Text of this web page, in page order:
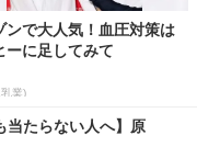
ンで大人気！血圧対策は
ーに足してみて
業)
当たらない人へ】原